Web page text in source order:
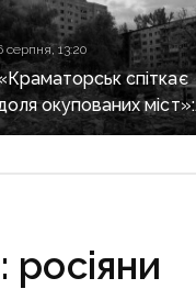
серпня, 13:20
спіткає
окупованих міст»:
оглядач про